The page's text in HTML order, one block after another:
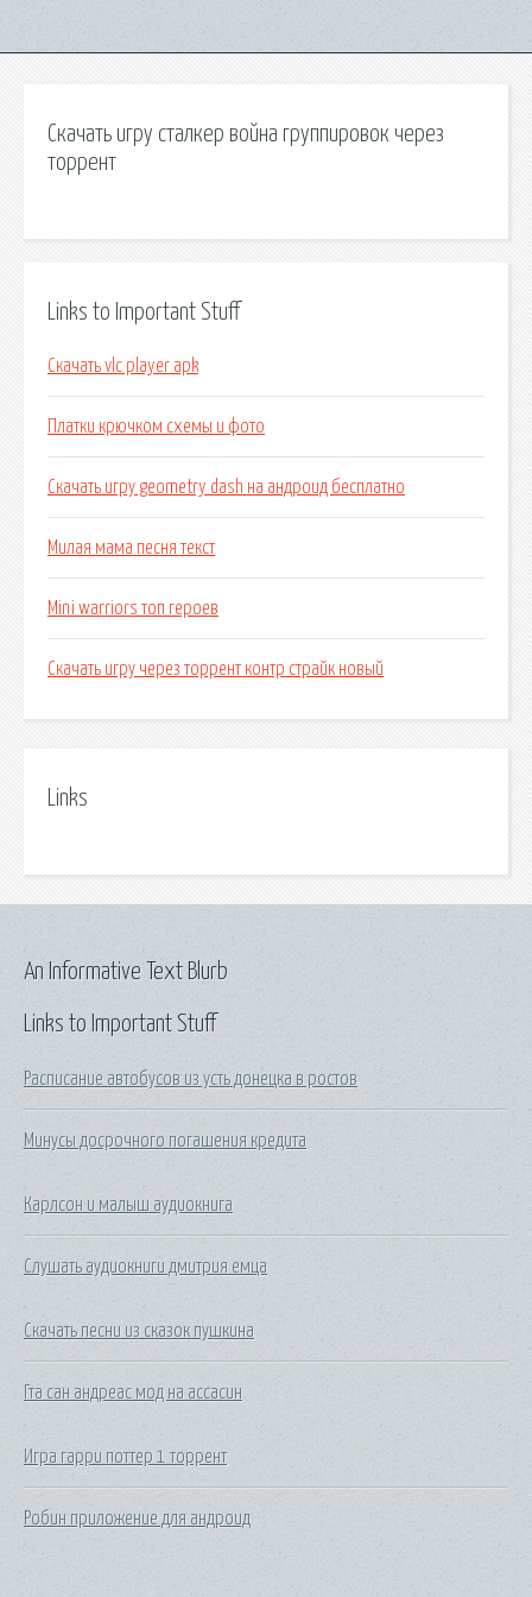
Скачать игру сталкер война группировок через
торрент
Links to Important Stuff
Скачать vlc player apk
Платки крючком схемы и фото
Скачать игру geometry dash на андроид бесплатно
Милая мама песня текст
Mini warriors топ героев
Скачать игру через торрент контр страйк новый
Links
Links to Important Stuff
Расписание автобусов из усть донецка в ростов
Минусы досрочного погашения кредита
Карлсон и малыш аудиокнига
Слушать аудиокниги дмитрия емца
Скачать песни из сказок пушкина
Гта сан андреас мод на ассасин
Игра гарри поттер 1 торрент
Робин приложение для андроид
An Informative Text Blurb